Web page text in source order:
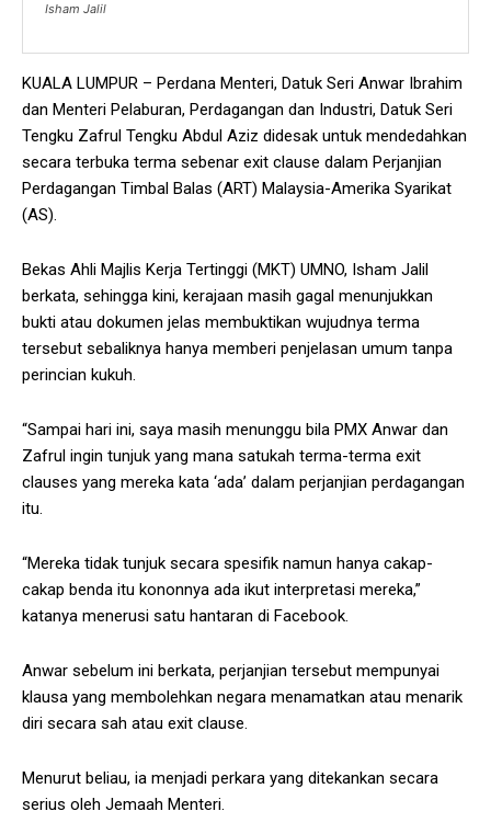
Isham Jalil
KUALA LUMPUR – Perdana Menteri, Datuk Seri Anwar Ibrahim
dan Menteri Pelaburan, Perdagangan dan Industri, Datuk Seri
Tengku Zafrul Tengku Abdul Aziz didesak untuk mendedahkan
secara terbuka terma sebenar exit clause dalam Perjanjian
Perdagangan Timbal Balas (ART) Malaysia-Amerika Syarikat
(AS).
Bekas Ahli Majlis Kerja Tertinggi (MKT) UMNO, Isham Jalil
berkata, sehingga kini, kerajaan masih gagal menunjukkan
bukti atau dokumen jelas membuktikan wujudnya terma
tersebut sebaliknya hanya memberi penjelasan umum tanpa
perincian kukuh.
“Sampai hari ini, saya masih menunggu bila PMX Anwar dan
Zafrul ingin tunjuk yang mana satukah terma-terma exit
clauses yang mereka kata ‘ada’ dalam perjanjian perdagangan
itu.
“Mereka tidak tunjuk secara spesifik namun hanya cakap-
cakap benda itu kononnya ada ikut interpretasi mereka,”
katanya menerusi satu hantaran di Facebook.
Anwar sebelum ini berkata, perjanjian tersebut mempunyai
klausa yang membolehkan negara menamatkan atau menarik
diri secara sah atau exit clause.
Menurut beliau, ia menjadi perkara yang ditekankan secara
serius oleh Jemaah Menteri.